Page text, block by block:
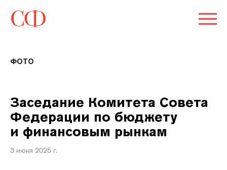
ФОТО
Заседание Комитета Совета
Федерации по бюджету
и финансовым рынкам
3 июня 2025 г.